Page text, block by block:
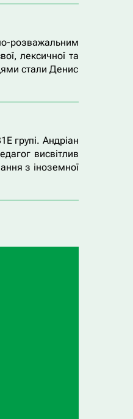
розважальним
лексичної та
стали Денис
групі. Андріан
висвітлив
з іноземної